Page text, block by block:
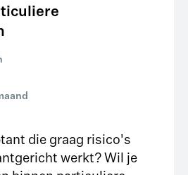
die graag risico's
werkt? Wil je